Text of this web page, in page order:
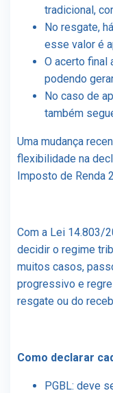
tradicional,
No resgate,
esse valor é
O acerto final
podendo
No caso de
também
Uma mudança
flexibilidade na
Imposto de Renda
Com a Lei 14.803/
decidir o regime
muitos casos,
progressivo e
resgate ou do
Como declarar
PGBL: deve